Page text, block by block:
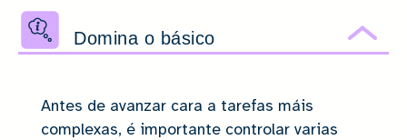
Domina o básico
Antes de avanzar cara a tarefas máis
complexas, é importante controlar varias